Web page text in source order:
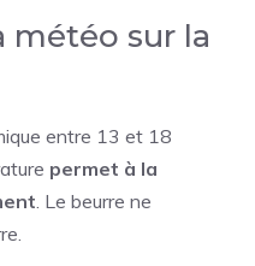
météo sur la
entre 13 et 18
permet à la
. Le beurre ne